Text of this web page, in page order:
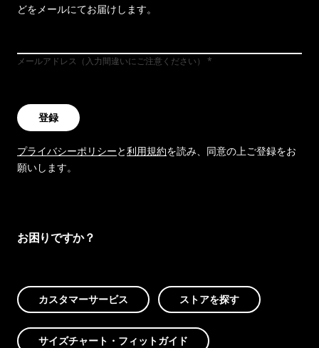
どをメールにてお届けします。
メールアドレス（入力間違いにご注意ください）
登録
プライバシーポリシーと利用規約を読み、同意の上ご登録をお
願いします。
お困りですか？
カスタマーサービス ストアを探す
サイズチャート・フィットガイド